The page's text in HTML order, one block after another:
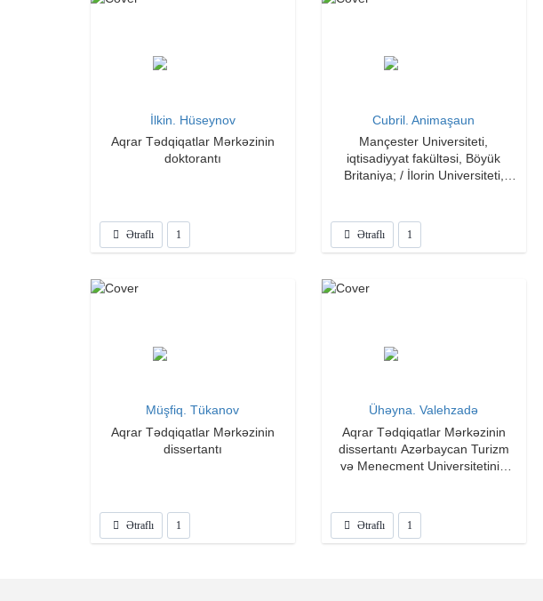
İlkin. Hüseynov
Aqrar Tədqiqatlar Mərkəzinin
doktorantı
Ətraflı 1
Cubril. Animaşaun
Mançester Universiteti,
iqtisadiyyat fakültəsi, Böyük
Britaniya; / İlorin Universiteti,
Ətraflı 1
Müşfiq. Tükanov
Aqrar Tədqiqatlar Mərkəzinin
dissertantı
Ətraflı 1
Ühəyna. Valehzadə
Aqrar Tədqiqatlar Mərkəzinin
dissertantı Azərbaycan Turizm
və Menecment Universitetinin
Ətraflı 1